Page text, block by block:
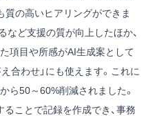
質の高いヒアリングができま
など支援の質が向上したほか、
項目や所感がAI生成案として
合わせ」にも使えます。これに
ら50～60%削減されました。
ことで記録を作成でき、事務